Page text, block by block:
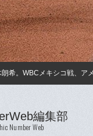
希。WBCメキシコ戦、ア
編集部
Number Web